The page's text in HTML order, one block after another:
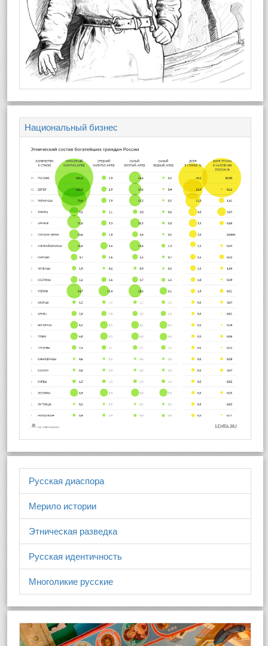
Национальный бизнес
Русская диаспора
Мерило истории
Этническая разведка
Русская идентичность
Многоликие русские